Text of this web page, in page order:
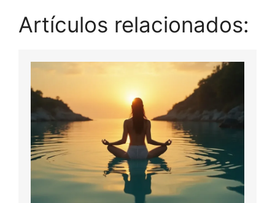
Artículos relacionados: